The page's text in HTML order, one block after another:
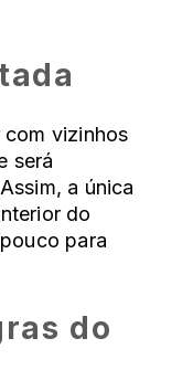
vizinhos
será
a única
do
para
do